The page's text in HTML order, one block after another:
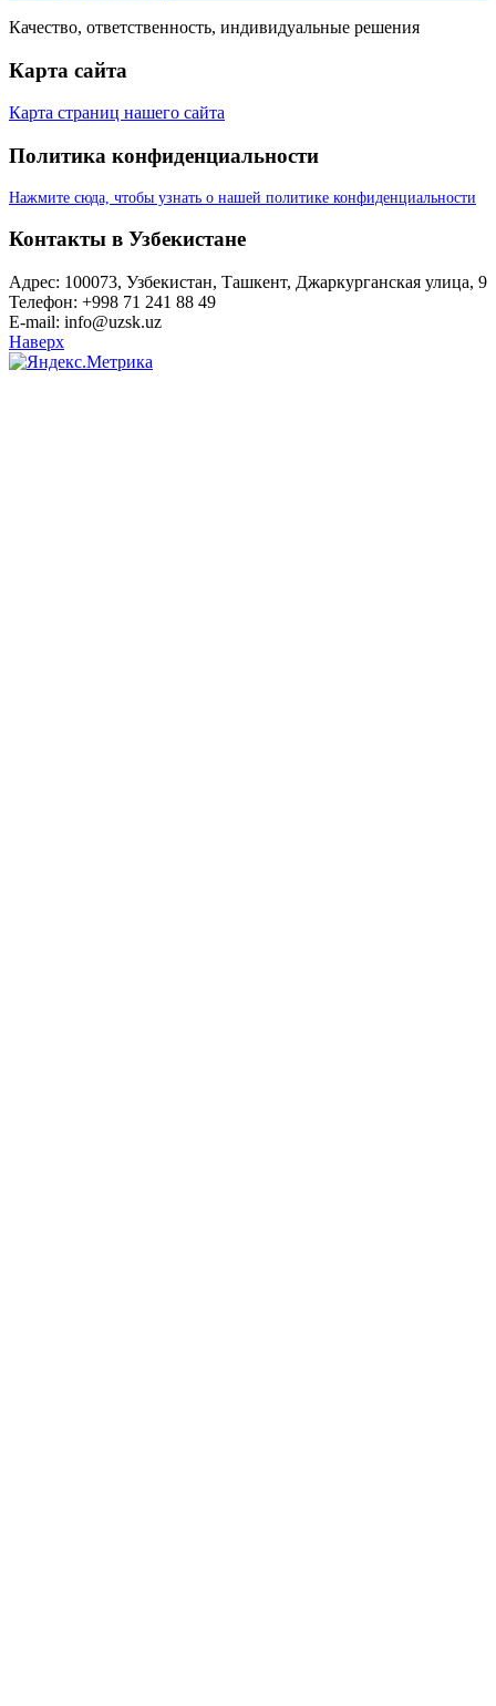
Качество, ответственность, индивидуальные решения
Карта сайта
Карта страниц нашего сайта
Политика конфиденциальности
Нажмите сюда, чтобы узнать о нашей политике конфиденциальности
Контакты в Узбекистане
Адрес: 100073, Узбекистан, Ташкент, Джаркурганская улица, 9
Телефон: +998 71 241 88 49
E-mail: info@uzsk.uz
Наверх